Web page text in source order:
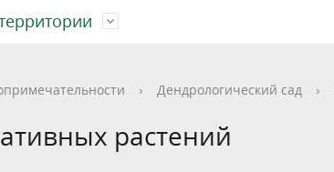
История
Карта национального парка
Опрос посетителей после посещения
Правила посещения территории
История
Реализация саженцев
Календарь мероприятий
Статьи и публикации
Фотогалерея
Вопрос - Ответ
Сотрудничество с бизнесом
Благотворительность
Экопросвещение
Научная деятельность
Редкие и исчезающие виды
Новости туризма
Дом типа "Шалаш"
› Дендрологический сад ›
растений